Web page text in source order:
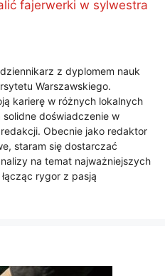
fajerwerki w sylwestra
z dyplomem nauk
Warszawskiego.
karierę w różnych lokalnych
solidne doświadczenie w
Obecnie jako redaktor
staram się dostarczać
na temat najważniejszych
rygor z pasją